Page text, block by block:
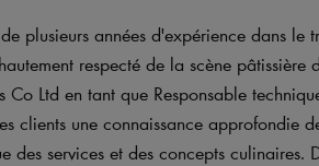
plusieurs années d'expérience dans le
respecté de la scène pâtissière
Ltd en tant que Responsable
clients une connaissance approfondie
des services et des concepts culinaires.